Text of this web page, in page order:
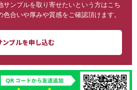
サンプルを取り寄せたいという方はこち
色合いや厚みや質感をご確認頂けます。
ンプルを申し込む